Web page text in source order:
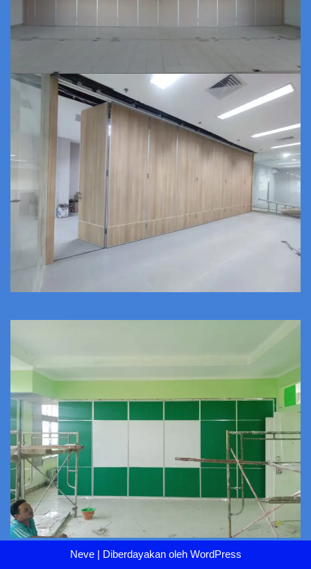
Neve| Diberdayakan oleh WordPress